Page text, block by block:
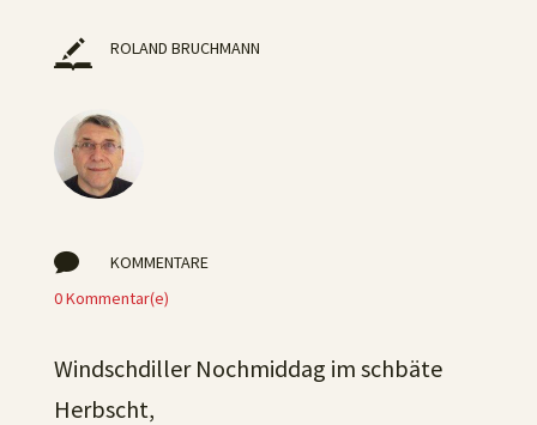
ROLAND BRUCHMANN

KOMMENTARE
0 Kommentar(e)
Windschdiller Nochmiddag im schbäte
Herbscht,